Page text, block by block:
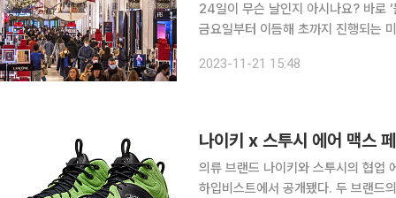
24일이 무슨 날인지 아시나요? 바로
금요일부터 이듬해 초까지 진행되는
가 접근성의 문제로 미국만의 축제에
2023-11-21 15:48
나이키 x 스투시 에어 맥스
의류 브랜드 나이키와 스투시의 협업
하입비스트에서 공개됐다. 두 브랜드의 협업 에어 맥스 페니 2는 8월 ‘트리플 블랙’ 컬러웨이가 공